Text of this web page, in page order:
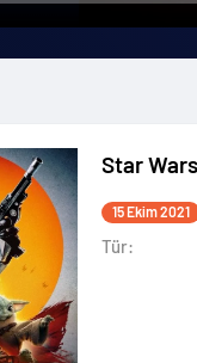
Star
15 Ekim 2021
Tür: